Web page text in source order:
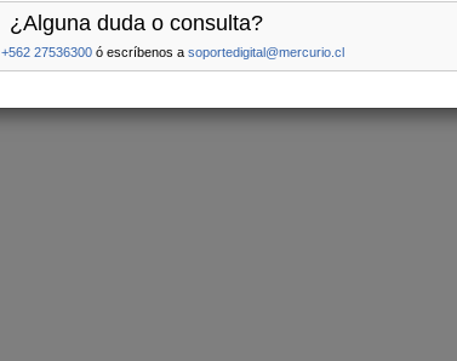
¿Alguna duda o consulta?
+562 27536300 ó escríbenos a soportedigital@mercurio.cl